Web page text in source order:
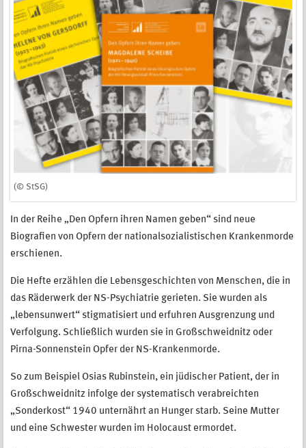
(© StSG)
In der Reihe „Den Opfern ihren Namen geben“ sind neue
Biografien von Opfern der nationalsozialistischen Krankenmorde
erschienen.
Die Hefte erzählen die Lebensgeschichten von Menschen, die in
das Räderwerk der NS-Psychiatrie gerieten. Sie wurden als
„lebensunwert“ stigmatisiert und erfuhren Ausgrenzung und
Verfolgung. Schließlich wurden sie in Großschweidnitz oder
Pirna-Sonnenstein Opfer der NS-Krankenmorde.
So zum Beispiel Osias Rubinstein, ein jüdischer Patient, der in
Großschweidnitz infolge der systematisch verabreichten
„Sonderkost“ 1940 unternährt an Hunger starb. Seine Mutter
und eine Schwester wurden im Holocaust ermordet.